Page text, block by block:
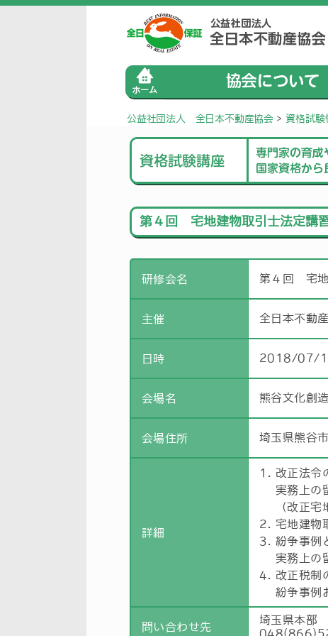
公益社団法人 全日本不動産協会 >資格試験
第４回 宅地建物取引士法定講
研修会名 第４回 宅地
主催 全日本不動
日時 2018/07/
会場名 熊谷文化創
会場住所 埼玉県熊谷
詳細
1.
改正法令
実務上の
（改正
2.
宅地建物
3.
紛争事例
実務上の
4.
改正税制
紛争事例
問い合わせ先
埼玉県本部